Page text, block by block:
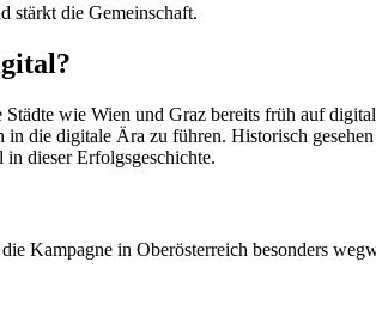
stärkt die Gemeinschaft.
wie Wien und Graz bereits früh auf
die digitale Ära zu führen. Historisch
dieser Erfolgsgeschichte.
Kampagne in Oberösterreich besonders